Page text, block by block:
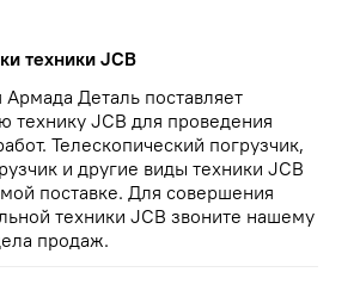
техники JCB
Деталь поставляет
технику JCB для проведения
Телескопический погрузчик,
и другие виды техники JCB
поставке. Для совершения
техники JCB звоните нашему
продаж.